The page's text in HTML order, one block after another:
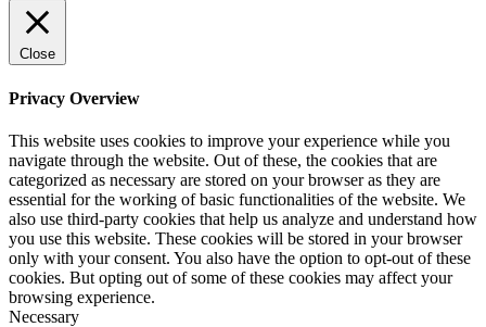
Close
Privacy Overview
This website uses cookies to improve your experience while you
navigate through the website. Out of these, the cookies that are
categorized as necessary are stored on your browser as they are
essential for the working of basic functionalities of the website. We
also use third-party cookies that help us analyze and understand how
you use this website. These cookies will be stored in your browser
only with your consent. You also have the option to opt-out of these
cookies. But opting out of some of these cookies may affect your
browsing experience.
Necessary